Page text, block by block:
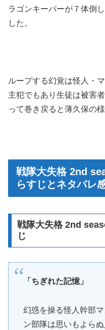
ラゴンキーパーが７体倒
した。
ループする幻覚は怪人・
主犯でもあり生徒は被害
って巻き戻ると薄久保の
戦隊大失格 2nd
らすじとネタバレ
戦隊大失格 2nd
じ
「ちぎれた記憶」
幻惑を操る怪人幹部
ン部隊は思いもよら